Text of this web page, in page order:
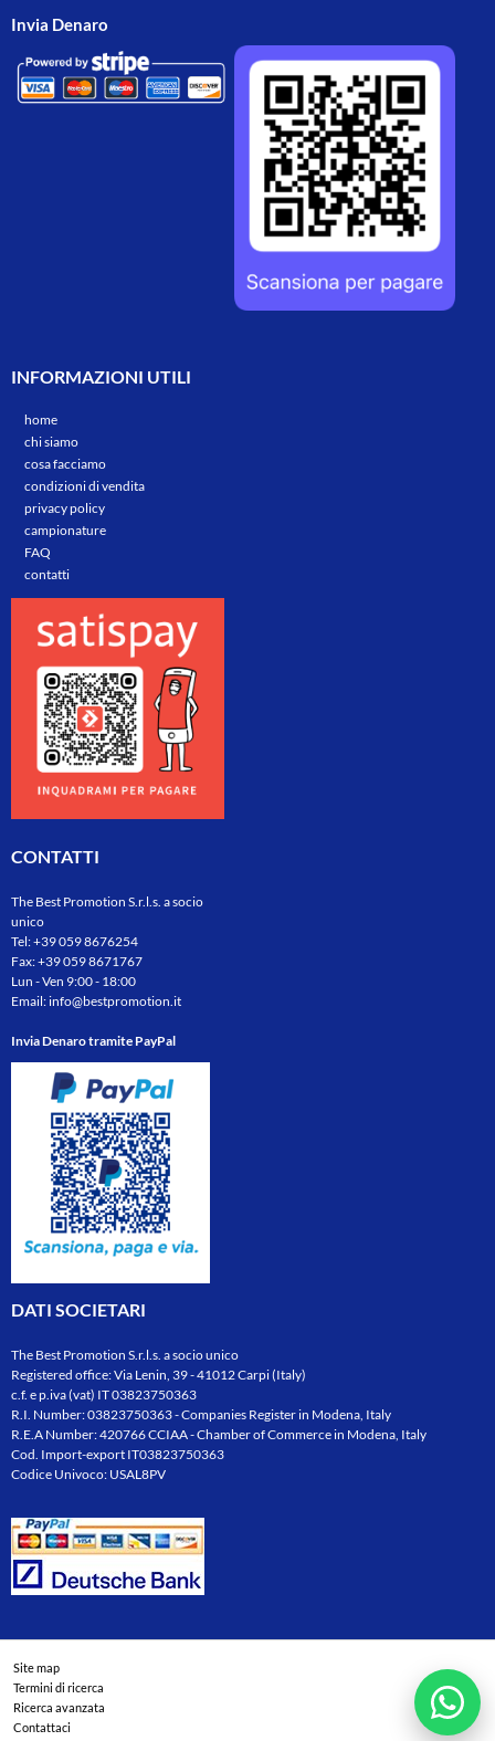
Invia Denaro
INFORMAZIONI UTILI
home
chi siamo
cosa facciamo
condizioni di vendita
privacy policy
campionature
FAQ
contatti
CONTATTI
The Best Promotion S.r.l.s. a socio
unico
Tel:+39 059 8676254
Fax: +39 059 8671767
Lun - Ven 9:00 - 18:00
Email:info@bestpromotion.it
Invia Denaro tramite PayPal
DATI SOCIETARI
The Best Promotion S.r.l.s. a socio unico
Registered office: Via Lenin, 39 - 41012 Carpi (Italy)
c.f. e p.iva (vat) IT 03823750363
R.I. Number: 03823750363 - Companies Register in Modena, Italy
R.E.A Number: 420766 CCIAA - Chamber of Commerce in Modena, Italy
Cod. Import-export IT03823750363
Codice Univoco: USAL8PV
Site map
Termini di ricerca
Ricerca avanzata
Contattaci